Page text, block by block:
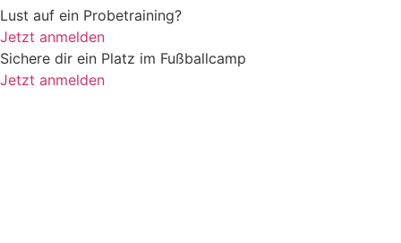
Lust auf ein Probetraining?
Jetzt anmelden
Sichere dir ein Platz im Fußballcamp
Jetzt anmelden